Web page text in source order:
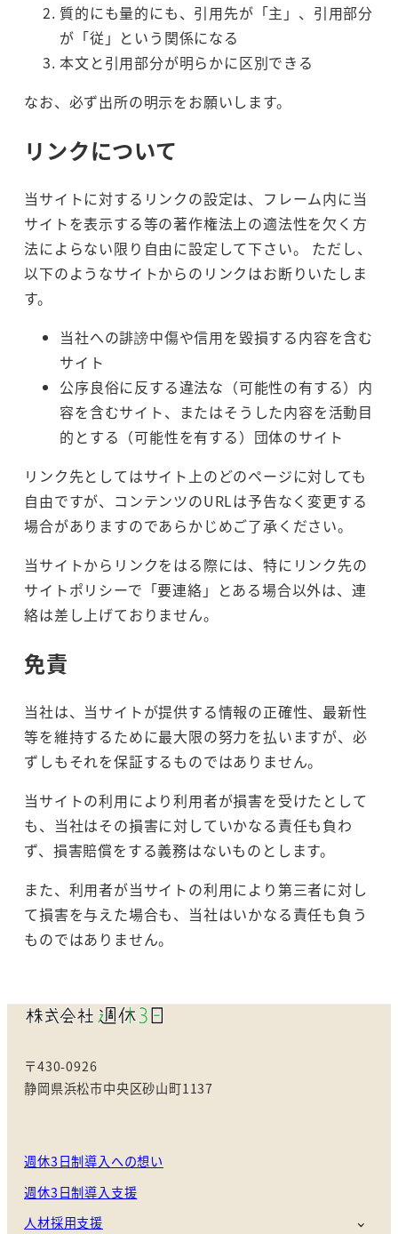
質的にも量的にも、引用先が「主」、引用部分
が「従」という関係になる
本文と引用部分が明らかに区別できる
なお、必ず出所の明示をお願いします。
リンクについて
当サイトに対するリンクの設定は、フレーム内に当
サイトを表示する等の著作権法上の適法性を欠く方
法によらない限り自由に設定して下さい。 ただし、
以下のようなサイトからのリンクはお断りいたしま
す。
当社への誹謗中傷や信用を毀損する内容を含む
サイト
公序良俗に反する違法な（可能性の有する）内
容を含むサイト、またはそうした内容を活動目
的とする（可能性を有する）団体のサイト
リンク先としてはサイト上のどのページに対しても
自由ですが、コンテンツのURLは予告なく変更する
場合がありますのであらかじめご了承ください。
当サイトからリンクをはる際には、特にリンク先の
サイトポリシーで「要連絡」とある場合以外は、連
絡は差し上げておりません。
免責
当社は、当サイトが提供する情報の正確性、最新性
等を維持するために最大限の努力を払いますが、必
ずしもそれを保証するものではありません。
当サイトの利用により利用者が損害を受けたとして
も、当社はその損害に対していかなる責任も負わ
ず、損害賠償をする義務はないものとします。
また、利用者が当サイトの利用により第三者に対し
て損害を与えた場合も、当社はいかなる責任も負う
ものではありません。
〒430-0926
静岡県浜松市中央区砂山町1137
週休3日制導入への想い
週休3日制導入支援
人材採用支援